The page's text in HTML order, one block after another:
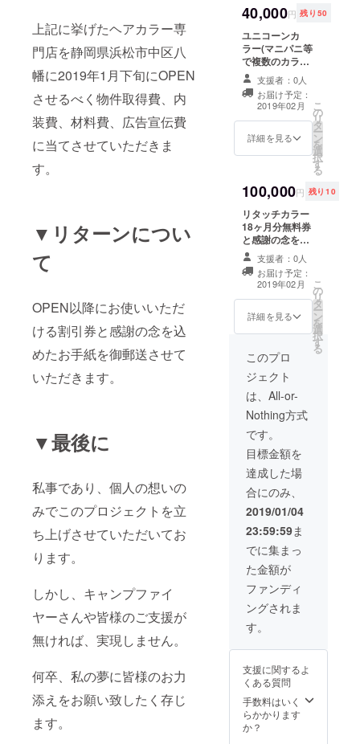
上記に挙げたヘアカラー専
門店を静岡県浜松市中区八
幡に2019年1月下旬にOPEN
させるべく物件取得費、内
装費、材料費、広告宣伝費
に当てさせていただきま
す。
▼リターンについ
て
OPEN以降にお使いいただ
ける割引券と感謝の念を込
めたお手紙を御郵送させて
いただきます。
▼最後に
私事であり、個人の想いの
みでこのプロジェクトを立
ち上げさせていただいてお
ります。
しかし、キャンプファイ
ヤーさんや皆様のご支援が
無ければ、実現しません。
何卒、私の夢に皆様のお力
添えをお願い致したく存じ
ます。
なります。 ※特
殊トリートメン
ト込み
ていただきま
す。 割引券はご
自身でお使いい
ただくだけでは
なく、プレゼン
トやシェアも可
能です。 ※シェ
アの場合にはそ
の都度使用済と
ます。 ※特殊ト
リートメント込
40,000円 残り50
ユニコーンカ
ラー(マニパニ等
で複数のカラー
を行います。
ショート20000
円、ミディアム
23000円、ロン
グ24500円、
スーパーロング
と感謝の念を込
めたお手紙を御
郵送させていた
だきます。
支援者：0人
お届け予定：
2019年02月
詳細を見る
こ
の
リ
タ
ー
ン
を
選
択
す
る
100,000円 残り10
リタッチカラー
18ヶ月分無料券
と感謝の念を込
めてお手紙を御
郵送させていた
だきます。 割引
券はご自身でお
使いいただくだ
けではなく、プ
※シェアの場合に
はその都度使用
済とさせていた
だきます。 ※リ
タッチは根元
2cmまでとさせ
ていただきま
す。 3cmあいて
いる方は差額分
をいただきま
す。
支援者：0人
お届け予定：
2019年02月
詳細を見る
こ
の
リ
タ
ー
ン
を
選
択
す
る
このプロ
ジェクト
は、All-or-
Nothing方式
です。
目標金額を
達成した場
合にのみ、
2019/01/04
23:59:59ま
でに集まっ
た金額が
ファンディ
ングされま
す。
支援に関するよ
くある質問
手数料はいく
らかかります
か？